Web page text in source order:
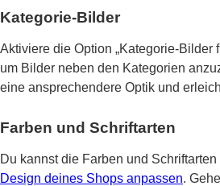
Kategorie-Bilder
Aktiviere die Option „Kategorie-Bilder
um Bilder neben den Kategorien
eine ansprechendere Optik und
Farben und Schriftarten
Du kannst die Farben und
Design deines Shops anpassen.